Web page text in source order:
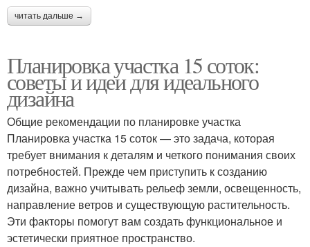
читать дальше →
Планировка участка 15 соток:
советы и идеи для идеального
дизайна
Общие рекомендации по планировке участка
Планировка участка 15 соток — это задача, которая
требует внимания к деталям и четкого понимания своих
потребностей. Прежде чем приступить к созданию
дизайна, важно учитывать рельеф земли, освещенность,
направление ветров и существующую растительность.
Эти факторы помогут вам создать функциональное и
эстетически приятное пространство.